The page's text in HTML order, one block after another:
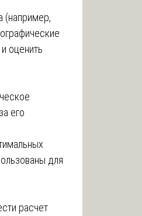
(например,
оценить
его
для
расчет